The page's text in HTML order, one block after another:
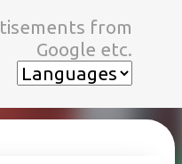
ンテンツに移動
from
Google etc.